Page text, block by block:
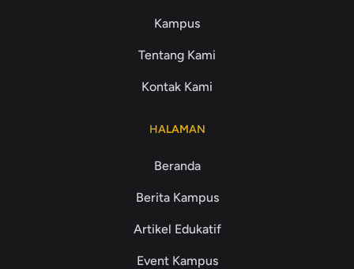
Kampus
Tentang Kami
Kontak Kami
HALAMAN
Beranda
Berita Kampus
Artikel Edukatif
Event Kampus